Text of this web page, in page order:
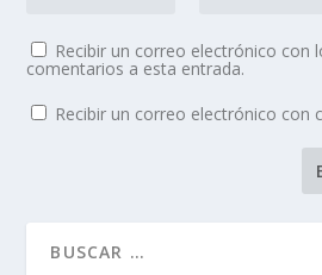
Recibir un correo electrónico con
comentarios a esta entrada.
Recibir un correo electrónico con